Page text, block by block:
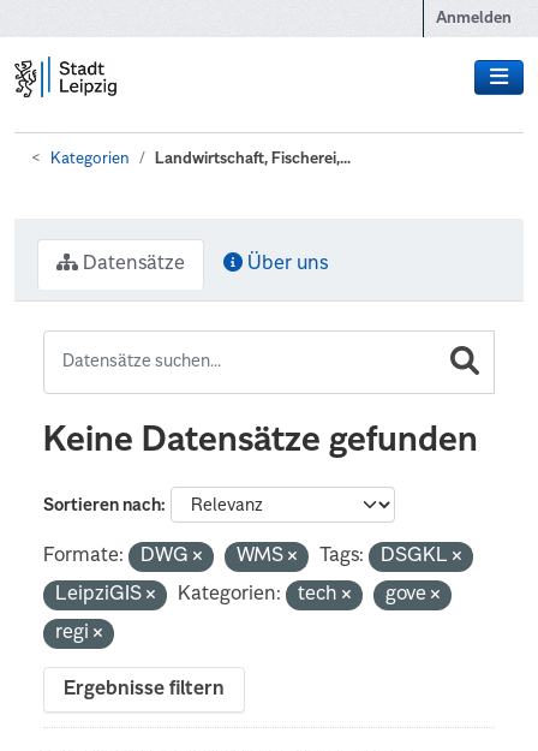
Anmelden
Kategorien Landwirtschaft, Fischerei,...
Datensätze Über uns
Keine Datensätze gefunden
Sortieren nach
Formate: DWG WMS Tags:
DSGKL
LeipziGIS
Kategorien: tech
gove
regi
Ergebnisse filtern